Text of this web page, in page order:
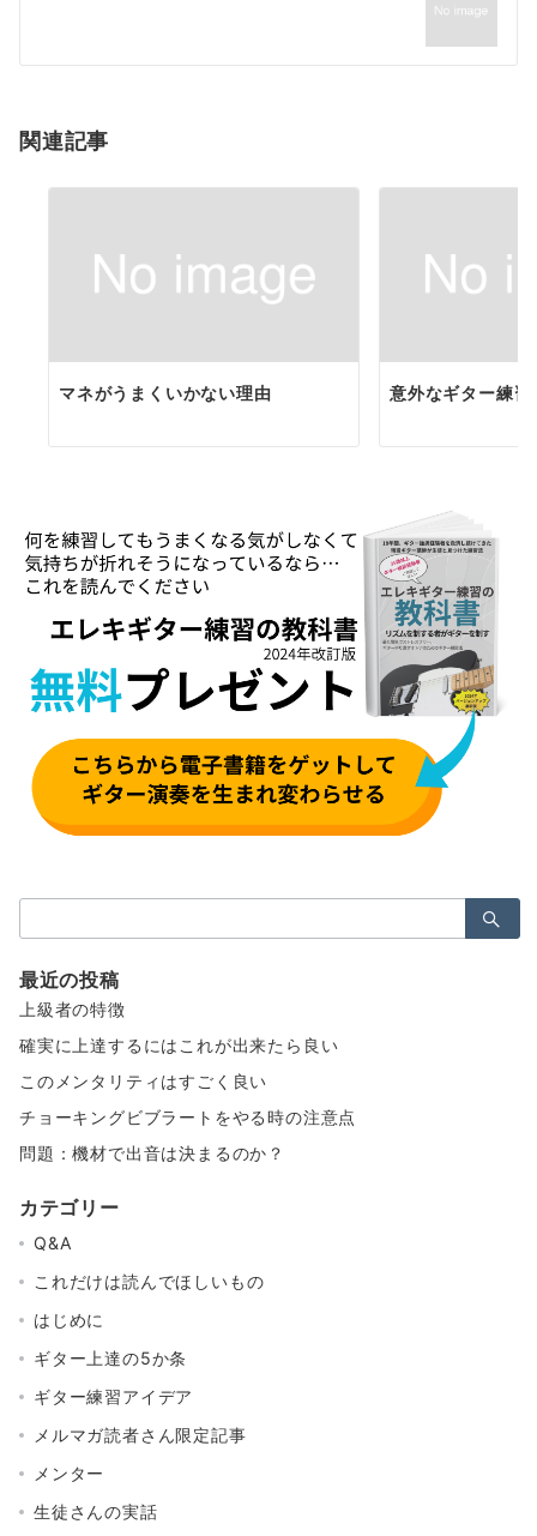
シ
ン
関連記事
マネがうまくいかない理由 意外なギター練習
索：
最近の投稿
上級者の特徴
確実に上達するにはこれが出来たら良い
このメンタリティはすごく良い
チョーキングビブラートをやる時の注意点
問題：機材で出音は決まるのか？
カテゴリー
Q&A
これだけは読んでほしいもの
はじめに
ギター上達の5か条
ギター練習アイデア
メルマガ読者さん限定記事
メンター
生徒さんの実話